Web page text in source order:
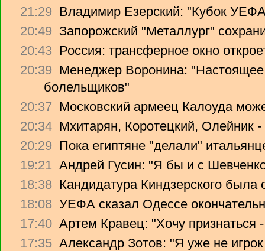
21:29 Владимир Езерский: "Кубок
20:49 Запорожский "Металлург"
20:43 Россия: трансферное окно
20:39 Менеджер Воронина: "Настоящее
болельщиков"
20:37 Московский армеец Калоуда
20:34 Мхитарян, Коротецкий, Олейник -
20:29 Пока египтяне "делали"
19:21 Андрей Гусин: "Я бы и с
18:38 Кандидатура Киндзерского была
18:08 УЕФА сказал Одессе
17:40 Артем Кравец: "Хочу признаться
17:35 Александр Зотов: "Я уже не